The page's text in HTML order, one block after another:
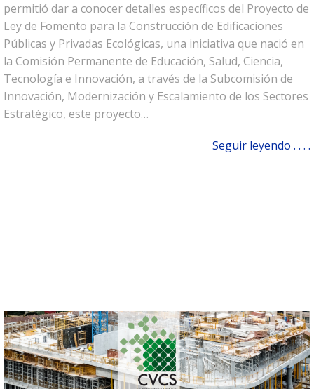
permitió dar a conocer detalles específicos del Proyecto de
Ley de Fomento para la Construcción de Edificaciones
Públicas y Privadas Ecológicas, una iniciativa que nació en
la Comisión Permanente de Educación, Salud, Ciencia,
Tecnología e Innovación, a través de la Subcomisión de
Innovación, Modernización y Escalamiento de los Sectores
Estratégico, este proyecto…
Seguir leyendo . . . .